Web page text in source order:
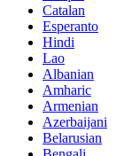
Catalan
Esperanto
Hindi
Lao
Albanian
Amharic
Armenian
Azerbaijani
Belarusian